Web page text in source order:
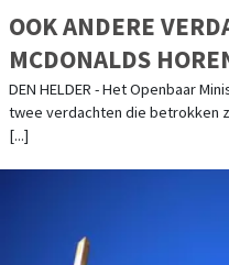
OOK ANDERE
MCDONALDS
DEN HELDER - Het Openbaar
twee verdachten die betrokken
[...]